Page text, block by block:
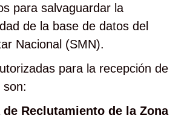
para salvaguardar la
de la base de datos del
Nacional (SMN).
para la recepción de
son:
Reclutamiento de la Zona